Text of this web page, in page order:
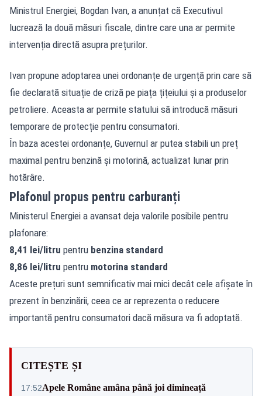
Ministrul Energiei, Bogdan Ivan, a anunțat că Executivul
lucrează la două măsuri fiscale, dintre care una ar permite
intervenția directă asupra prețurilor.
Ivan propune adoptarea unei ordonanțe de urgență prin care să
fie declarată situație de criză pe piața țițeiului și a produselor
petroliere. Aceasta ar permite statului să introducă măsuri
temporare de protecție pentru consumatori.
În baza acestei ordonanțe, Guvernul ar putea stabili un preț
maximal pentru benzină și motorină, actualizat lunar prin
hotărâre.
Plafonul propus pentru carburanți
Ministerul Energiei a avansat deja valorile posibile pentru
plafonare:
8,41 lei/litru pentru benzina standard
8,86 lei/litru pentru motorina standard
Aceste prețuri sunt semnificativ mai mici decât cele afișate în
prezent în benzinării, ceea ce ar reprezenta o reducere
importantă pentru consumatori dacă măsura va fi adoptată.
CITEȘTE ȘI
17:52Apele Române amâna până joi dimineață